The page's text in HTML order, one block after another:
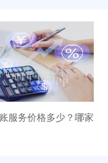
服务价格多少？哪家